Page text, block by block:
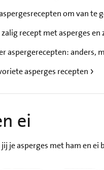
om van te
zalig recept met asperges en
aspergerecepten: anders,
asperges recepten
ei
asperges met ham en